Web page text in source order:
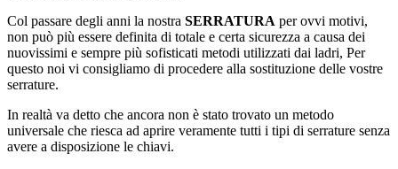
Col passare degli anni la nostra SERRATURA per ovvi motivi,
non può più essere definita di totale e certa sicurezza a causa dei
nuovissimi e sempre più sofisticati metodi utilizzati dai ladri, Per
questo noi vi consigliamo di procedere alla sostituzione delle vostre
serrature.
In realtà va detto che ancora non è stato trovato un metodo
universale che riesca ad aprire veramente tutti i tipi di serrature senza
avere a disposizione le chiavi.